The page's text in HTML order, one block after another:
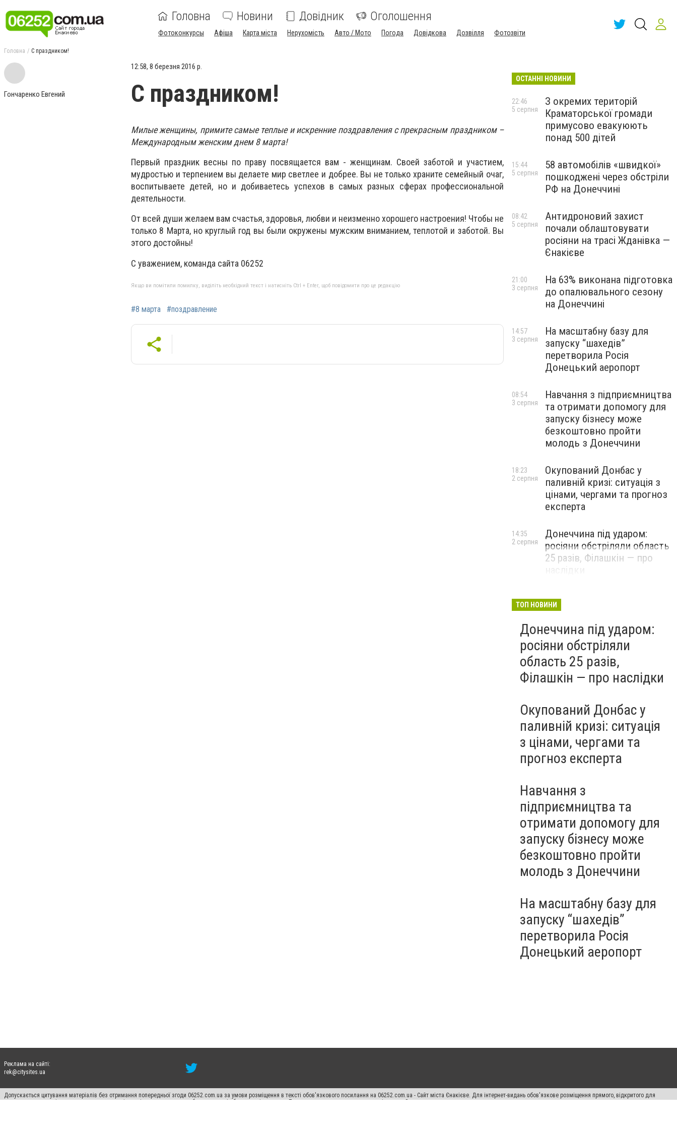
Головна Новини Довідник Оголошення
Фотоконкурсы Афіша Карта міста Нерухомість Авто / Мото Погода Довідкова Дозвілля Фотозвіти
Головна С праздником!
Гончаренко Евгений
12:58, 8 березня 2016 р.
С праздником!
Милые женщины, примите самые теплые и искренние поздравления с прекрасным праздником –
Международным женским днем 8 марта!
Первый праздник весны по праву посвящается вам - женщинам. Своей заботой и участием,
мудростью и терпением вы делаете мир светлее и добрее. Вы не только храните семейный очаг,
воспитываете детей, но и добиваетесь успехов в самых разных сферах профессиональной
деятельности.
От всей души желаем вам счастья, здоровья, любви и неизменно хорошего настроения! Чтобы не
только 8 Марта, но круглый год вы были окружены мужским вниманием, теплотой и заботой. Вы
этого достойны!
С уважением, команда сайта 06252
Якщо ви помітили помилку, виділіть необхідний текст і натисніть Ctrl + Enter, щоб повідомити про це редакцію
#8 марта #поздравление
ОСТАННІ НОВИНИ
З окремих територій
Краматорської громади
примусово евакуюють
понад 500 дітей
22:46
5 серпня
58 автомобілів «швидкої»
пошкоджені через обстріли
РФ на Донеччині
15:44
5 серпня
Антидроновий захист
почали облаштовувати
росіяни на трасі Жданівка —
Єнакієве
08:42
5 серпня
На 63% виконана підготовка
до опалювального сезону
на Донеччині
21:00
3 серпня
На масштабну базу для
запуску “шахедів”
перетворила Росія
Донецький аеропорт
14:57
3 серпня
Навчання з підприємництва
та отримати допомогу для
запуску бізнесу може
безкоштовно пройти
молодь з Донеччини
08:54
3 серпня
Окупований Донбас у
паливній кризі: ситуація з
цінами, чергами та прогноз
експерта
18:23
2 серпня
Донеччина під ударом:
росіяни обстріляли область
25 разів, Філашкін — про
14:35
2 серпня
ТОП НОВИНИ
Донеччина під ударом:
росіяни обстріляли
область 25 разів,
Філашкін — про наслідки
Окупований Донбас у
паливній кризі: ситуація
з цінами, чергами та
прогноз експерта
Навчання з
підприємництва та
отримати допомогу для
запуску бізнесу може
безкоштовно пройти
молодь з Донеччини
На масштабну базу для
запуску “шахедів”
перетворила Росія
Донецький аеропорт
Реклама на сайті:
rek@citysites.ua
Допускається цитування матеріалів без отримання попередньої згоди 06252.com.ua за умови розміщення в тексті обов'язкового посилання на 06252.com.ua - Сайт міста Єнакієве. Для інтернет-видань обов'язкове розміщення прямого, відкритого для
пошукових систем гіперпосилання на цитовані статті не нижче другого абзацу в тексті або в якості джерела. Порушення виняткових прав переслідується Законом.